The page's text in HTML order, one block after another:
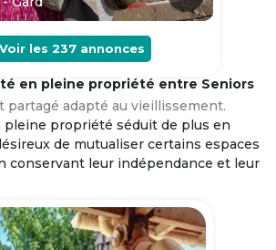
Voir les 237 annonces
en pleine propriété entre Seniors
partagé adapté au vieillissement.
pleine propriété séduit de plus en
de mutualiser certains espaces
conservant leur indépendance et leur